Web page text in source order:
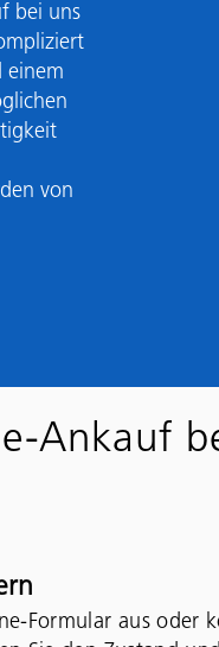
bei uns
einem
von
Ankauf
Formular aus oder